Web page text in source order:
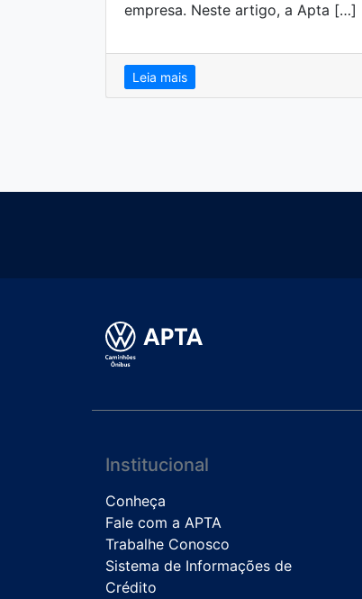
empresa. Neste artigo, a Apta […]
Leia mais
Institucional
Conheça
Fale com a APTA
Trabalhe Conosco
Sistema de Informações de
Crédito